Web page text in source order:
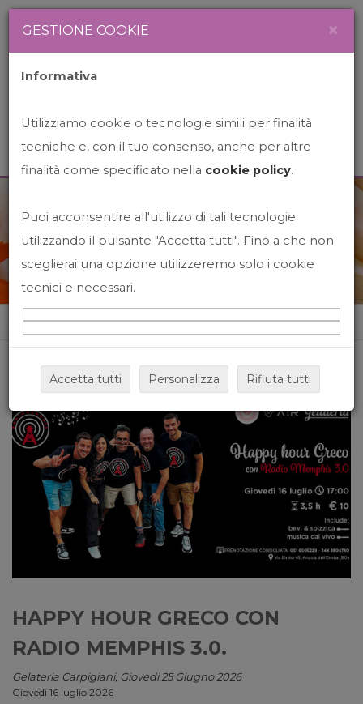
News&Events
Home News&events
HAPPY HOUR GRECO CON
RADIO MEMPHIS 3.0.
Gelateria Carpigiani, Giovedi 25 Giugno 2026
Giovedì 16 luglio 2026
GESTIONE COOKIE ×
Informativa
Utilizziamo cookie o tecnologie simili per finalità
tecniche e, con il tuo consenso, anche per altre
finalità come specificato nella cookie policy.
Puoi acconsentire all'utilizzo di tali tecnologie
utilizzando il pulsante "Accetta tutti". Fino a che non
sceglierai una opzione utilizzeremo solo i cookie
tecnici e necessari.
Accetta tutti Personalizza Rifiuta tutti